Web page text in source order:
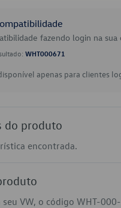
fazendo login na sua
WHT000671
apenas para clientes
do produto
encontrada.
VW, o código WHT-